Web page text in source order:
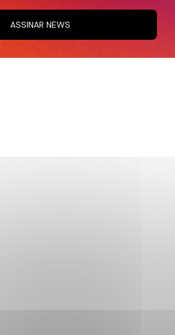
ASSINAR NEWS